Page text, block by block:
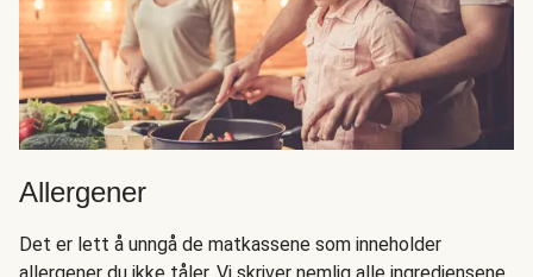
Allergener
Det er lett å unngå de matkassene som inneholder